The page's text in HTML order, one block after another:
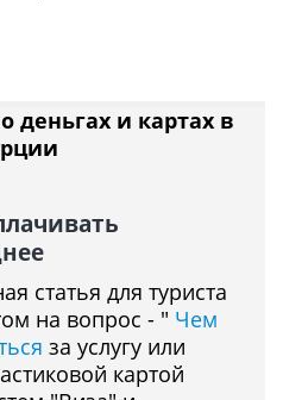
деньгах и картах в
статья для туриста
на вопрос - " Чем
за услугу или
картой